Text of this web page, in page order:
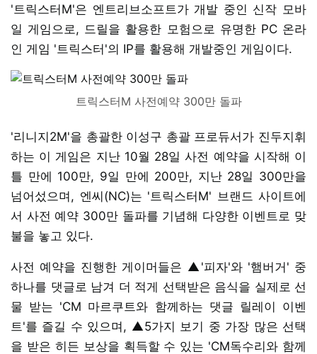
'트릭스터M'은 엔트리브소프트가 개발 중인 신작 모바
일 게임으로, 드릴을 활용한 모험으로 유명한 PC 온라
인 게임 '트릭스터'의 IP를 활용해 개발중인 게임이다.
트릭스터M 사전예약 300만 돌파
'리니지2M'을 총괄한 이성구 총괄 프로듀서가 진두지휘
하는 이 게임은 지난 10월 28일 사전 예약을 시작해 이
틀 만에 100만, 9일 만에 200만, 지난 28일 300만을
넘어섰으며, 엔씨(NC)는 '트릭스터M' 브랜드 사이트에
서 사전 예약 300만 돌파를 기념해 다양한 이벤트로 맞
불을 놓고 있다.
사전 예약을 진행한 게이머들은 ▲'피자'와 '햄버거' 중
하나를 댓글로 남겨 더 적게 선택받은 음식을 실제로 선
물 받는 'CM 마르쿠트와 함께하는 댓글 릴레이 이벤
트'를 즐길 수 있으며, ▲5가지 보기 중 가장 많은 선택
을 받은 히든 보상을 획득할 수 있는 'CM독수리와 함께